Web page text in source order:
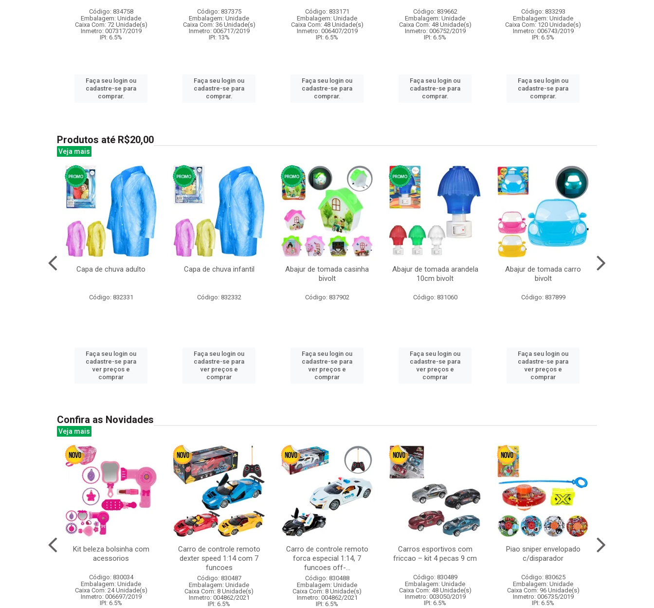
Código: 834758
Embalagem: Unidade
Caixa Com: 72 Unidade(s)
Inmetro: 007317/2019
IPI: 6.5%
Faça seu login ou
cadastre-se para
comprar.
Código: 837375
Embalagem: Unidade
Caixa Com: 36 Unidade(s)
Inmetro: 006717/2019
IPI: 13%
Faça seu login ou
cadastre-se para
comprar.
Código: 833171
Embalagem: Unidade
Caixa Com: 48 Unidade(s)
Inmetro: 006407/2019
IPI: 6.5%
Faça seu login ou
cadastre-se para
comprar.
Código: 839662
Embalagem: Unidade
Caixa Com: 48 Unidade(s)
Inmetro: 006752/2019
IPI: 6.5%
Faça seu login ou
cadastre-se para
comprar.
Código: 833293
Embalagem: Unidade
Caixa Com: 120 Unidade(s)
Inmetro: 006743/2019
IPI: 6.5%
Faça seu login ou
cadastre-se para
comprar.
Produtos até R$20,00
Veja mais
Capa de chuva adulto
Código: 832331
Faça seu login ou
cadastre-se para
ver preços e
comprar
Capa de chuva infantil
Código: 832332
Faça seu login ou
cadastre-se para
ver preços e
comprar
Abajur de tomada casinha
bivolt
Código: 837902
Faça seu login ou
cadastre-se para
ver preços e
comprar
Abajur de tomada arandela
10cm bivolt
Código: 831060
Faça seu login ou
cadastre-se para
ver preços e
comprar
Abajur de tomada carro
bivolt
Código: 837899
Faça seu login ou
cadastre-se para
ver preços e
comprar
Confira as Novidades
Veja mais
Kit beleza bolsinha com
acessorios
Código: 830034
Embalagem: Unidade
Caixa Com: 24 Unidade(s)
Inmetro: 006697/2019
IPI: 6.5%
Carro de controle remoto
dexter speed 1:14 com 7
funcoes
Código: 830487
Embalagem: Unidade
Caixa Com: 8 Unidade(s)
Inmetro: 004862/2021
IPI: 6.5%
Carro de controle remoto
forca especial 1:14, 7
funcoes off-...
Código: 830488
Embalagem: Unidade
Caixa Com: 8 Unidade(s)
Inmetro: 004862/2021
IPI: 6.5%
Carros esportivos com
friccao – kit 4 pecas 9 cm
Código: 830489
Embalagem: Unidade
Caixa Com: 48 Unidade(s)
Inmetro: 003050/2019
IPI: 6.5%
Piao sniper envelopado
c/disparador
Código: 830625
Embalagem: Unidade
Caixa Com: 96 Unidade(s)
Inmetro: 006735/2019
IPI: 6.5%